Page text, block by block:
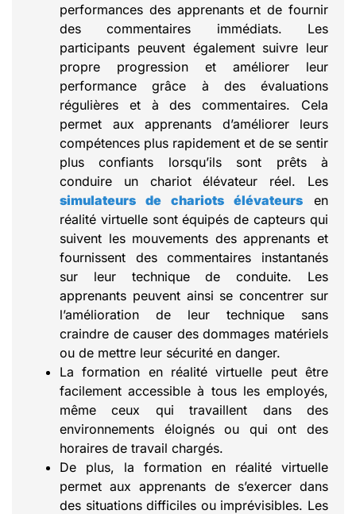
performances des apprenants et de fournir
des commentaires immédiats. Les
participants peuvent également suivre leur
propre progression et améliorer leur
performance grâce à des évaluations
régulières et à des commentaires. Cela
permet aux apprenants d’améliorer leurs
compétences plus rapidement et de se sentir
plus confiants lorsqu’ils sont prêts à
conduire un chariot élévateur réel. Les
simulateurs de chariots élévateurs en
réalité virtuelle sont équipés de capteurs qui
suivent les mouvements des apprenants et
fournissent des commentaires instantanés
sur leur technique de conduite. Les
apprenants peuvent ainsi se concentrer sur
l’amélioration de leur technique sans
craindre de causer des dommages matériels
ou de mettre leur sécurité en danger.
La formation en réalité virtuelle peut être
facilement accessible à tous les employés,
même ceux qui travaillent dans des
environnements éloignés ou qui ont des
horaires de travail chargés.
De plus, la formation en réalité virtuelle
permet aux apprenants de s’exercer dans
des situations difficiles ou imprévisibles. Les